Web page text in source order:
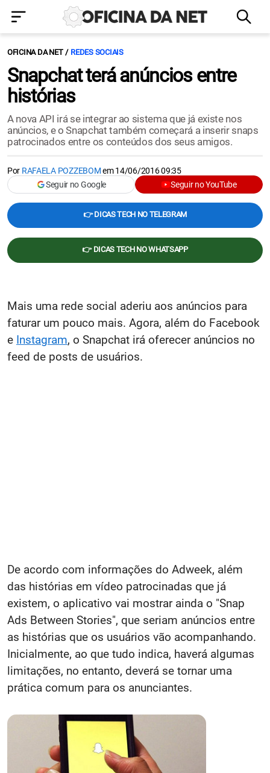
OFICINA DA NET REDES SOCIAIS
Snapchat terá anúncios entre
histórias
A nova API irá se integrar ao sistema que já existe nos
anúncios, e o Snapchat também começará a inserir snaps
patrocinados entre os conteúdos dos seus amigos.
Por RAFAELA POZZEBOMem14/06/2016 09:35
Seguir no Google
Seguir no YouTube
👉 DICAS TECH NO TELEGRAM
👉 DICAS TECH NO WHATSAPP
Mais uma rede social aderiu aos anúncios para
faturar um pouco mais. Agora, além do Facebook
e Instagram, o Snapchat irá oferecer anúncios no
feed de posts de usuários.
De acordo com informações do Adweek, além
das histórias em vídeo patrocinadas que já
existem, o aplicativo vai mostrar ainda o "Snap
Ads Between Stories", que seriam anúncios entre
as histórias que os usuários vão acompanhando.
Inicialmente, ao que tudo indica, haverá algumas
limitações, no entanto, deverá se tornar uma
prática comum para os anunciantes.